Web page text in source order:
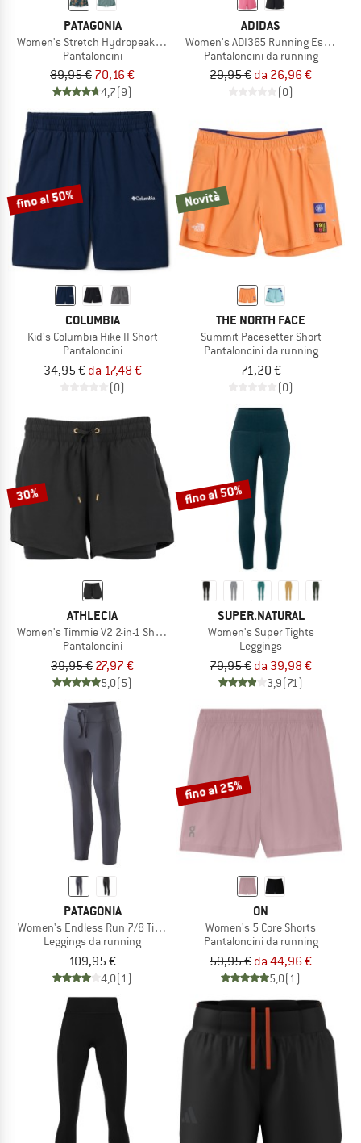
PATAGONIA
Women's Stretch Hydropeak Surf Shorts
Pantaloncini
89,95 € 70,16 €
4,7(9)
ADIDAS
Women's ADI365 Running
Pantaloncini da running
29,95 € da 26,96 €
(0)
fino al 50%
COLUMBIA
Kid's Columbia Hike II Short
Pantaloncini
34,95 € da 17,48 €
(0)
Novità
THE NORTH FACE
Summit Pacesetter Short
Pantaloncini da running
71,20 €
(0)
30%
ATHLECIA
Women's Timmie V2 2-in-1 Shorts
Pantaloncini
39,95 € 27,97 €
5,0(5)
fino al 50%
SUPER.NATURAL
Women's Super Tights
Leggings
79,95 € da 39,98 €
3,9(71)
PATAGONIA
Women's Endless Run 7/8 Tights
Leggings da running
109,95 €
4,0(1)
fino al 25%
ON
Women's 5 Core Shorts
Pantaloncini da running
59,95 € da 44,96 €
5,0(1)